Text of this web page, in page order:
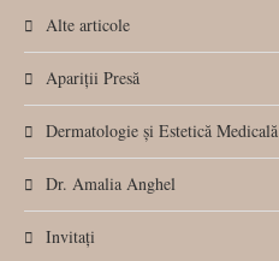
Alte articole
Apariții Presă
Dermatologie și Estetică Medicală
Dr. Amalia Anghel
Invitați